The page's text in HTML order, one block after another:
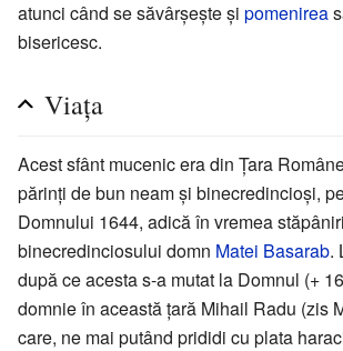
atunci când se săvârșește și pomenirea
bisericesc.
Viața
Acest sfânt mucenic era din Țara
părinți de bun neam și binecredincioși,
Domnului 1644, adică în vremea
binecredinciosului domn Matei Basarab.
după ce acesta s-a mutat la Domnul (+
domnie în această țară Mihail Radu (zis
care, ne mai putând prididi cu plata